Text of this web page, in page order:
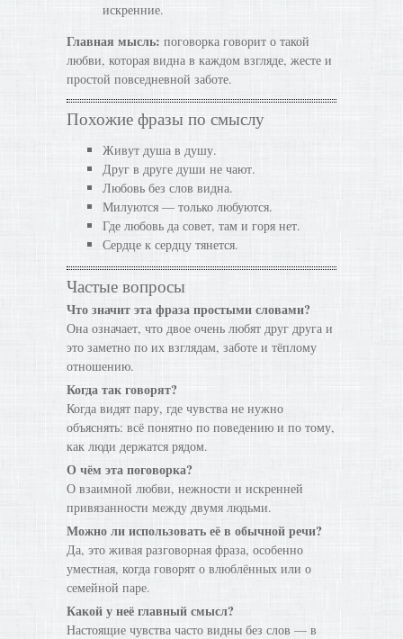
искренние.
Главная мысль: поговорка говорит о такой
любви, которая видна в каждом взгляде, жесте и
простой повседневной заботе.
Похожие фразы по смыслу
Живут душа в душу.
Друг в друге души не чают.
Любовь без слов видна.
Милуются — только любуются.
Где любовь да совет, там и горя нет.
Сердце к сердцу тянется.
Частые вопросы
Что значит эта фраза простыми словами?
Она означает, что двое очень любят друг друга и
это заметно по их взглядам, заботе и тёплому
отношению.
Когда так говорят?
Когда видят пару, где чувства не нужно
объяснять: всё понятно по поведению и по тому,
как люди держатся рядом.
О чём эта поговорка?
О взаимной любви, нежности и искренней
привязанности между двумя людьми.
Можно ли использовать её в обычной речи?
Да, это живая разговорная фраза, особенно
уместная, когда говорят о влюблённых или о
семейной паре.
Какой у неё главный смысл?
Настоящие чувства часто видны без слов — в